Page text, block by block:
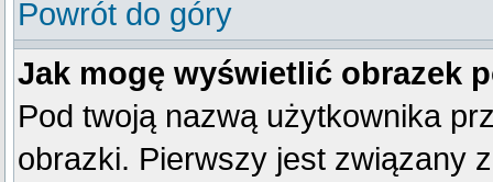
Powrót do góry
Jak mogę wyświetlić obrazek
Pod twoją nazwą użytkownika
obrazki. Pierwszy jest związany